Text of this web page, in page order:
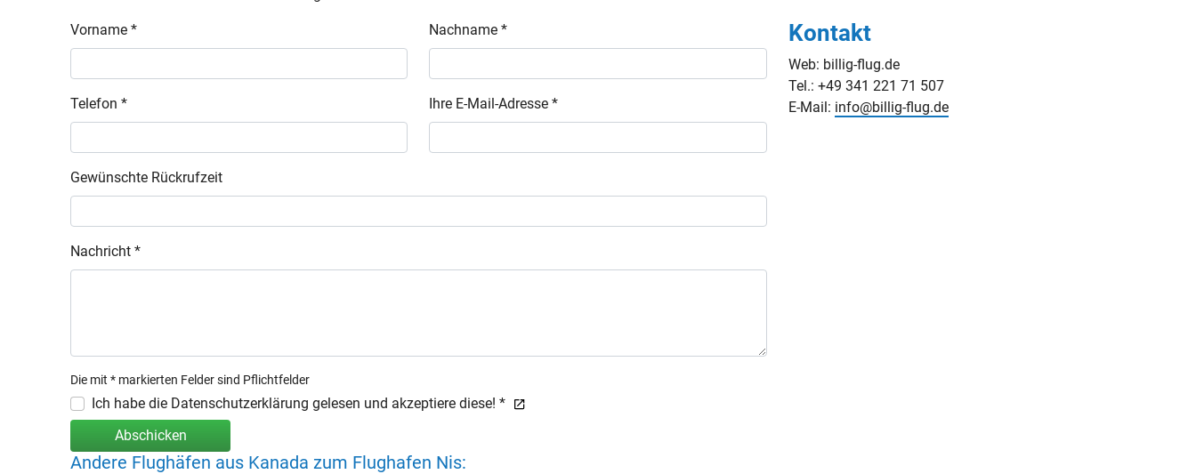
Vorname * Nachname *
Telefon * Ihre E-Mail-Adresse *
Gewünschte Rückrufzeit
Nachricht *
Die mit * markierten Felder sind Pflichtfelder
Ich habe die Datenschutzerklärung gelesen und akzeptiere diese! *
Abschicken
Kontakt
Web: billig-flug.de
Tel.: +49 341 221 71 507
E-Mail: info@billig-flug.de
Andere Flughäfen aus Kanada zum Flughafen Nis: